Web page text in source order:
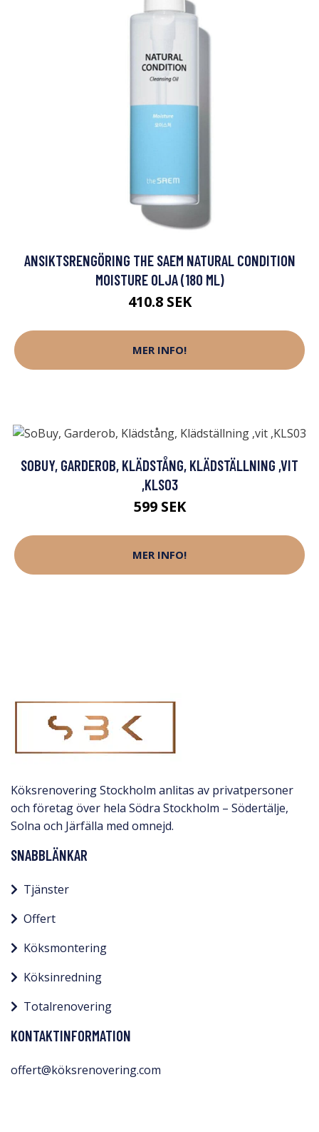
ANSIKTSRENGÖRING THE SAEM NATURAL CONDITION
MOISTURE OLJA (180 ML)
410.8 SEK
MER INFO!
SOBUY, GARDEROB, KLÄDSTÅNG, KLÄDSTÄLLNING ,VIT
,KLS03
599 SEK
MER INFO!
Köksrenovering Stockholm anlitas av privatpersoner
och företag över hela Södra Stockholm – Södertälje,
Solna och Järfälla med omnejd.​
SNABBLÄNKAR
Tjänster
Offert
Köksmontering
Köksinredning
Totalrenovering
KONTAKTINFORMATION
offert@köksrenovering.com